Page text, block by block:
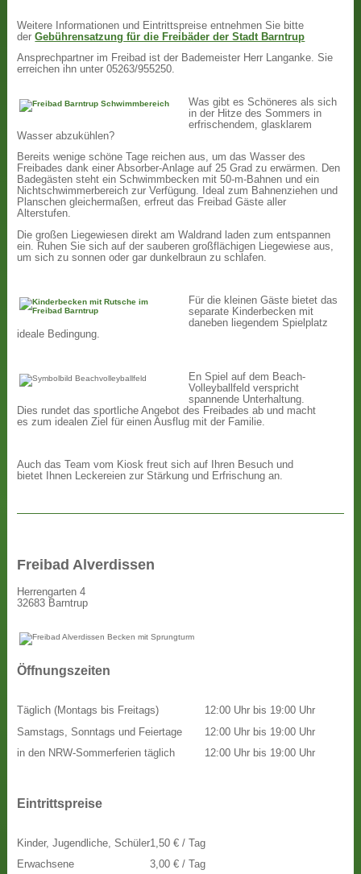
Weitere Informationen und Eintrittspreise entnehmen Sie bitte
derGebührensatzung für die Freibäder der Stadt Barntrup
Ansprechpartner im Freibad ist der Bademeister Herr Langanke. Sie
erreichen ihn unter 05263/955250.
Was gibt es Schöneres als sich
in der Hitze des Sommers in
erfrischendem, glasklarem
Wasser abzukühlen?
Bereits wenige schöne Tage reichen aus, um das Wasser des
Freibades dank einer Absorber-Anlage auf 25 Grad zu erwärmen. Den
Badegästen steht ein Schwimmbecken mit 50-m-Bahnen und ein
Nichtschwimmerbereich zur Verfügung. Ideal zum Bahnenziehen und
Planschen gleichermaßen, erfreut das Freibad Gäste aller
Alterstufen.
Die großen Liegewiesen direkt am Waldrand laden zum entspannen
ein. Ruhen Sie sich auf der sauberen großflächigen Liegewiese aus,
um sich zu sonnen oder gar dunkelbraun zu schlafen.
Für die kleinen Gäste bietet das
separate Kinderbecken mit
daneben liegendem Spielplatz
ideale Bedingung.
En Spiel auf dem Beach-
Volleyballfeld verspricht
spannende Unterhaltung.
Dies rundet das sportliche Angebot des Freibades ab und macht
es zum idealen Ziel für einen Ausflug mit der Familie.
Auch das Team vom Kiosk freut sich auf Ihren Besuch und
bietet Ihnen Leckereien zur Stärkung und Erfrischung an.
Freibad Alverdissen
Herrengarten 4
32683 Barntrup
Öffnungszeiten
Täglich (Montags bis Freitags)
Samstags, Sonntags und Feiertage
in den NRW-Sommerferien täglich
12:00 Uhr bis 19:00 Uhr
12:00 Uhr bis 19:00 Uhr
12:00 Uhr bis 19:00 Uhr
Eintrittspreise
Kinder, Jugendliche, Schüler
Erwachsene
1,50 € / Tag
3,00 € / Tag